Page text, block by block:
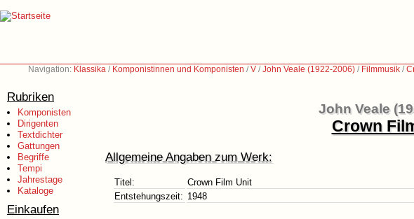
Navigation: Klassika / Komponistinnen und Komponisten /V /John Veale (1922-2006) / Filmmusik /
Rubriken
Komponisten
Dirigenten
Textdichter
Gattungen
Begriffe
Tempi
Jahrestage
Kataloge
Einkaufen
John Veale
Crown
Allgemeine Angaben zum Werk:
Titel:
Crown Film Unit
Entstehungszeit: 1948